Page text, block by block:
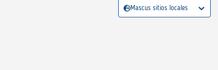
Mascus sitios locales